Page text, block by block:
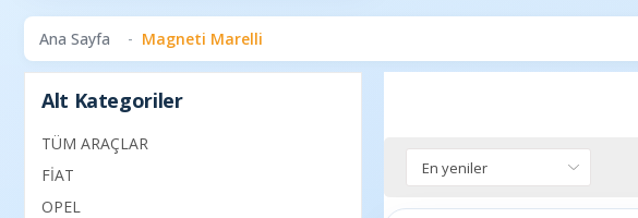
Ana Sayfa Magneti Marelli
Alt Kategoriler
TÜM ARAÇLAR
FİAT
OPEL